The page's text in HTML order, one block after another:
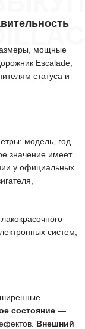
мощные
Escalade,
статуса и
модель, год
значение имеет
у официальных
систем,
состояние —
Внешний